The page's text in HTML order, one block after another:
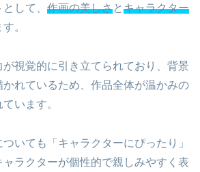
して、 作画の美しさとキャラクター
。
視覚的に引き立てられており、背景
れているため、作品全体が温かみの
います。
いても「キャラクターにぴったり」
ャラクターが個性的で親しみやすく表